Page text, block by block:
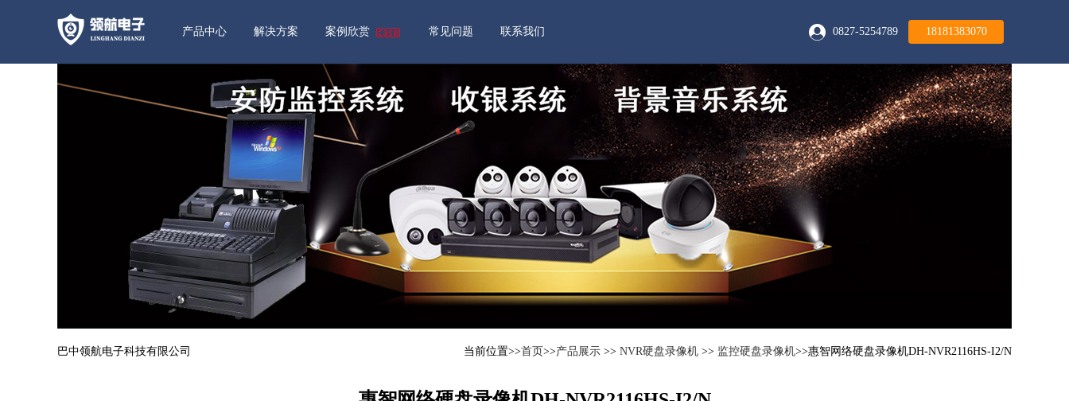
产品中心
摄像头系列
TA4D室内双目800万/1000万全彩云台
高清夜视半球
高清（400万）红外半球网络摄像机
室内全景一键呼叫云台机
高清夜视半球
高清（600万）红外半球网络摄像机
TA3i-300万
超清一键呼叫云台摄像机
室外高清夜视枪机
400万/600万/800万
TS6-4K 全彩800万
录像存储器
硬盘录像机
4/8/16/32/64/128路
视频服务器
平台整合管理更方便
监控周边产品
监控硬盘
1T/3T/8T/16T
监控电源
解决方案 案例欣赏 常见问题 联系我们 0827-5254789 18181383070
巴中领航电子科技有限公司 当前位置>>首页>>产品展示 >> NVR硬盘录像机 >> 监控硬盘录像机>>惠智网络硬盘录像机DH-NVR2116HS-I2/N